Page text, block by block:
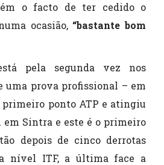
o facto de ter cedido o
ocasião, “bastante bom
pela segunda vez nos
uma prova profissional – em
primeiro ponto ATP e atingiu
em Sintra e este é o primeiro
depois de cinco derrotas
a nível ITF, a última face a